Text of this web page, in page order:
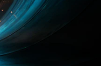
personnelles pour être
et à des fins de
à travers l'analyse de mes